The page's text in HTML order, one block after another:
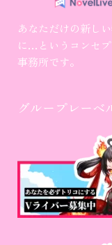
あなただけの新し
に…というコンセ
事務所です。
グループレーベ